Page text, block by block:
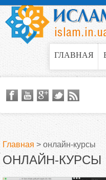
Jump
ГЛАВНАЯ
В
Главная > онлайн-курсы
ОНЛАЙН-КУРСЫ